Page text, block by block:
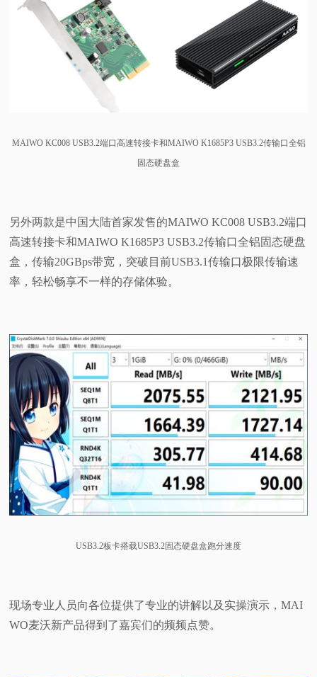
MAIWO KC008 USB3.2端口高速转接卡和MAIWO K1685P3 USB3.2传输口全铝
固态硬盘盒
另外两款是中国大陆首家发售的MAIWO KC008 USB3.2端口
高速转接卡和MAIWO K1685P3 USB3.2传输口全铝固态硬盘
盒，传输20GBps带宽，突破目前USB3.1传输口极限传输速
率，轻松畅享不一样的存储体验。
USB3.2板卡搭载USB3.2固态硬盘盒跑分速度
现场专业人员向各位提供了专业的讲解以及实操演示，MAI
WO麦沃新产品得到了嘉宾们的频频点赞。